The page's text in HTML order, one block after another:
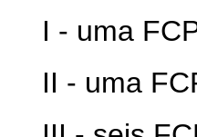
I - uma
II - uma